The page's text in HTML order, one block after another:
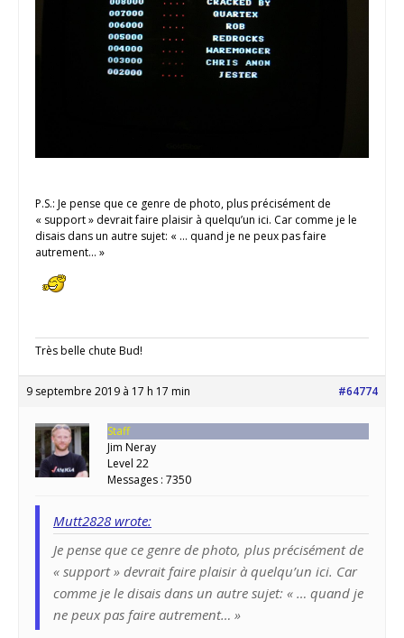
P.S.: Je pense que ce genre de photo, plus précisément de
« support » devrait faire plaisir à quelqu’un ici. Car comme je le
disais dans un autre sujet: « … quand je ne peux pas faire
autrement… »
Très belle chute Bud!
9 septembre 2019 à 17 h 17 min #64774
Staff
Jim Neray
Level 22
Messages : 7350
Mutt2828 wrote:
Je pense que ce genre de photo, plus précisément de
« support » devrait faire plaisir à quelqu’un ici. Car
comme je le disais dans un autre sujet: « … quand je
ne peux pas faire autrement… »